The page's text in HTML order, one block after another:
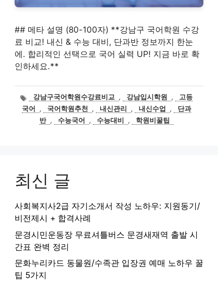
## 메타 설명 (80-100자) **강남구 국어학원 수강
료 비교! 내신 & 수능 대비, 단과반 정보까지 한눈
에. 합리적인 선택으로 국어 실력 UP! 지금 바로 확
인하세요.**
태
그
강남구국어학원수강료비교 , 강남입시학원 ,
고등
국어
, 국어학원추천 , 내신관리 , 내신수업 ,
단과
반 , 수능국어 , 수능대비 , 학원비꿀팁
최신 글
사회복지사2급 자기소개서 작성 노하우: 지원동기/
비전제시 + 합격사례
문경시민운동장 무료셔틀버스 문경새재역 출발 시
간표 완벽 정리
문화누리카드 동물원/수족관 입장권 예매 노하우 꿀
팁 5가지